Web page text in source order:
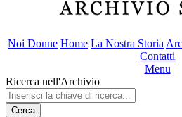
Noi Donne Home La Nostra Storia
Contatti
Menu
Ricerca nell'Archivio
Cerca